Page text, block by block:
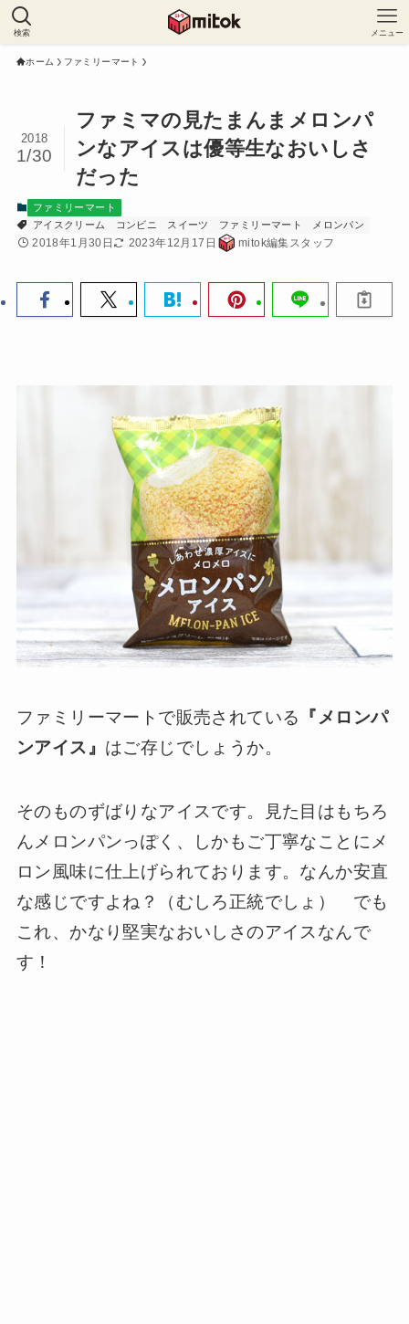
検索 メニュー
ホーム ファミリーマート
ファミマの見たまんまメロンパ
ンなアイスは優等生なおいしさ
だった
2018
1/30
ファミリーマート
アイスクリーム
コンビニ スイーツ ファミリーマート メロンパン
2018年1月30日 2023年12月17日 mitok編集スタッフ
ファミリーマートで販売されている
『メロンパ
ンアイス』 はご存じでしょうか。
そのものずばりなアイスです。見た目はもちろ
んメロンパンっぽく、しかもご丁寧なことにメ
ロン風味に仕上げられております。なんか安直
な感じですよね？（むしろ正統でしょ） でも
これ、かなり堅実なおいしさのアイスなんで
す！